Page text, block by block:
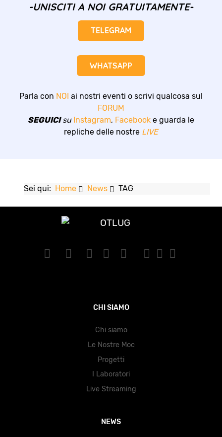
-UNISCITI A NOI GRATUITAMENTE-
TELEGRAM
WHATSAPP
Parla con NOI ai nostri eventi o scrivi qualcosa sul
FORUM
SEGUICIsu Instagram, Facebook e guarda le
repliche delle nostre LIVE
Sei qui: Home News TAG
CHI SIAMO
Chi siamo
Le Nostre Moc
Progetti
I Laboratori
Live Streaming
NEWS